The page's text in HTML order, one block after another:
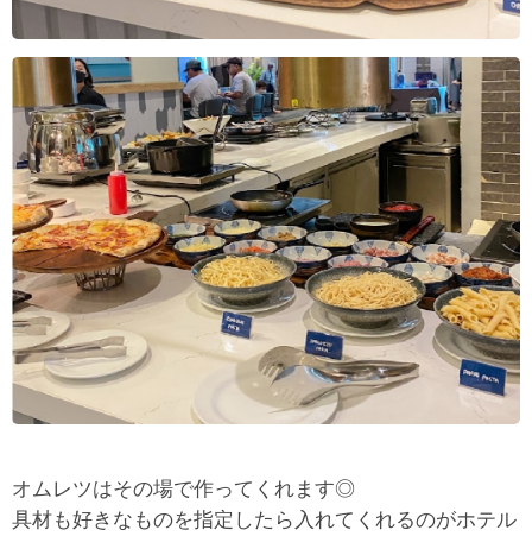
オムレツはその場で作ってくれます◎
具材も好きなものを指定したら入れてくれるのがホテル